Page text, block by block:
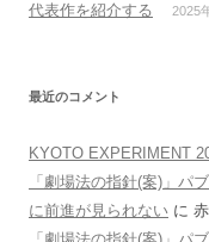
代表作を紹介する
2025
最近のコメント
KYOTO EXPERIMENT
「劇場法の指針(案)」パ
に前進が見られない に